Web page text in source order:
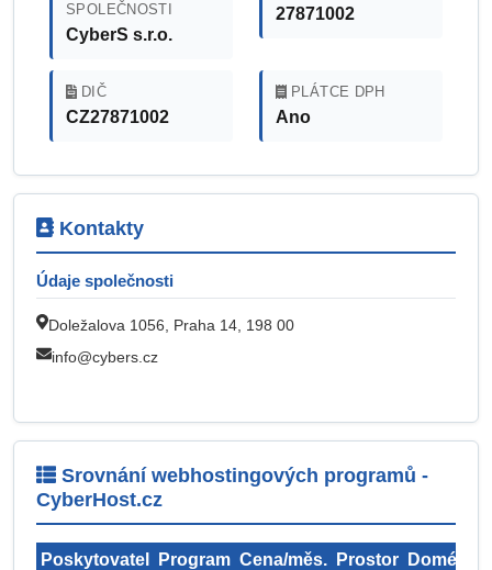
SPOLEČNOSTI
CyberS s.r.o.
27871002
DIČ
CZ27871002
PLÁTCE DPH
Ano
Kontakty
Údaje společnosti
Doležalova 1056, Praha 14, 198 00
info@cybers.cz
Srovnání webhostingových programů -
CyberHost.cz
Poskytovatel Program Cena/měs. Prostor Domény